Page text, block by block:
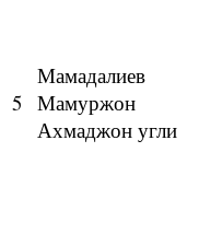
5
Мамадалиев
Мамуржон
Ахмаджон угли